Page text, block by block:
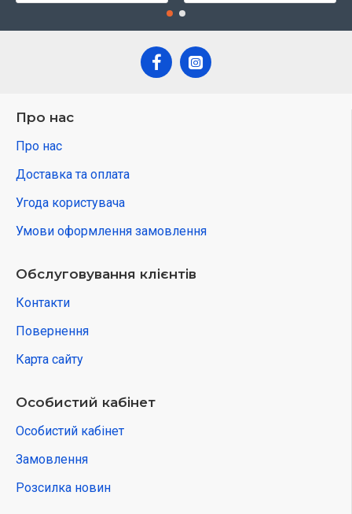
Про нас
Про нас
Доставка та оплата
Угода користувача
Умови оформлення замовлення
Обслуговування клієнтів
Контакти
Повернення
Карта сайту
Особистий кабінет
Особистий кабінет
Замовлення
Розсилка новин